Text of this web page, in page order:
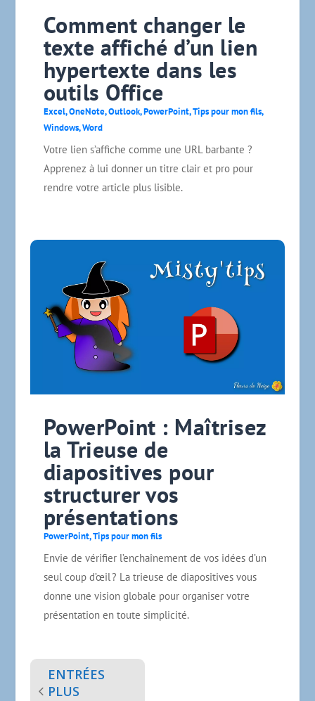
Comment changer le
texte affiché d’un lien
hypertexte dans les
outils Office
Excel,OneNote,Outlook,PowerPoint,Tips pour mon fils,
Windows,Word
Votre lien s’affiche comme une URL barbante ?
Apprenez à lui donner un titre clair et pro pour
rendre votre article plus lisible.
PowerPoint : Maîtrisez
la Trieuse de
diapositives pour
structurer vos
présentations
PowerPoint,Tips pour mon fils
Envie de vérifier l’enchaînement de vos idées d’un
seul coup d’œil ? La trieuse de diapositives vous
donne une vision globale pour organiser votre
présentation en toute simplicité.
ENTRÉES
PLUS